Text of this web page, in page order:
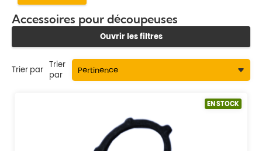
Accessoires pour découpeuses
Ouvrir les filtres
Trier par Trier
par
EN STOCK